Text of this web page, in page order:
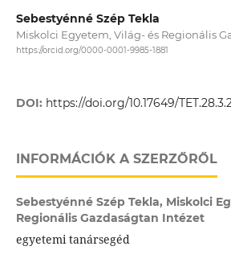
Sebestyénné Szép Tekla
Miskolci Egyetem, Világ- és Regionális
https://orcid.org/0000-0001-9985-1881
DOI: https://doi.org/10.17649/
INFORMÁCIÓK A SZERZŐRŐL
Sebestyénné Szép Tekla, Miskolci
Regionális Gazdaságtan Intézet
egyetemi tanársegéd